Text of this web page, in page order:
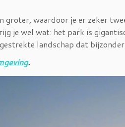
groter, waardoor je er zeker
je wel wat: het park is
landschap dat
.